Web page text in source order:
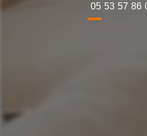
05 53 57 86